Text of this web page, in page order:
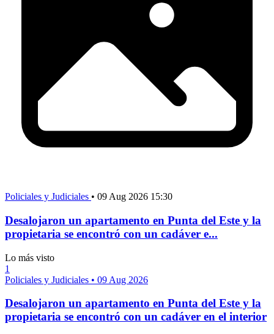
Policiales y Judiciales • 09 Aug 2026 15:30
Desalojaron un apartamento en Punta del Este y la
propietaria se encontró con un cadáver e...
Lo más visto
1
Policiales y Judiciales • 09 Aug 2026
Desalojaron un apartamento en Punta del Este y la
propietaria se encontró con un cadáver en el interior